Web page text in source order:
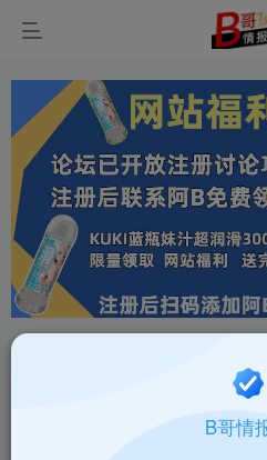
日本EXE JK娜卡青春校园
B哥情